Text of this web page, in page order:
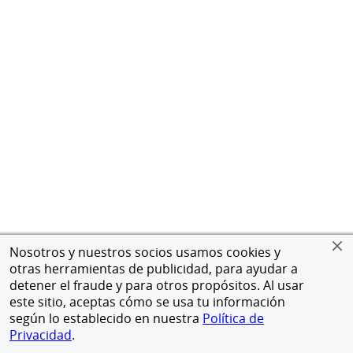
Nosotros y nuestros socios usamos cookies y
otras herramientas de publicidad, para ayudar a
detener el fraude y para otros propósitos. Al usar
este sitio, aceptas cómo se usa tu información
según lo establecido en nuestra Política de
Privacidad.